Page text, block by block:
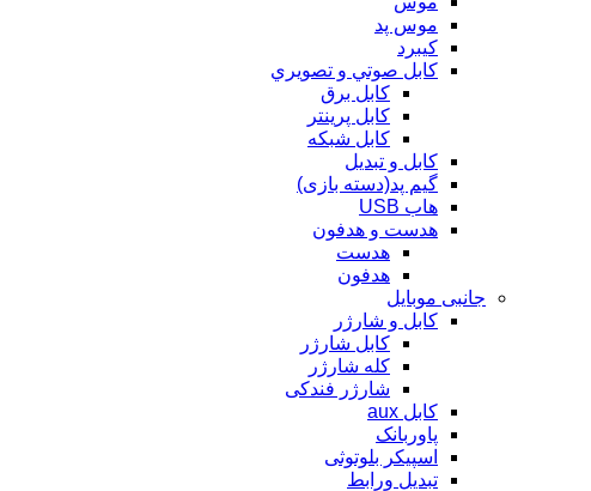
موس پد
کیبرد
كابل صوتي و تصويري
کابل برق
کابل پرینتر
کابل شبکه
کابل و تبدیل
گیم پد(دسته بازی)
هاب USB
هدست و هدفون
هدست
هدفون
جانبی موبایل
کابل و شارژر
کابل شارژر
کله شارژر
شارژر فندکی
کابل aux
پاوربانک
اسپیکر بلوتوثی
تبدیل ورابط